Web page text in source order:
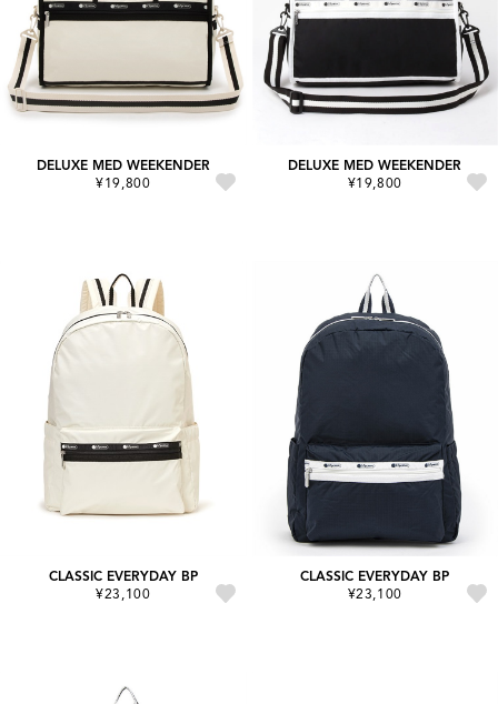
DELUXE MED WEEKENDER
¥19,800
DELUXE MED WEEKENDER
¥19,800
CLASSIC EVERYDAY BP
¥23,100
CLASSIC EVERYDAY BP
¥23,100